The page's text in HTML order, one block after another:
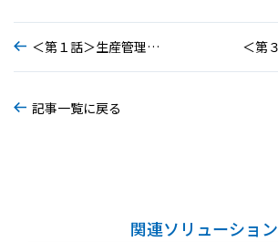
＜第１話＞生産管理システムの課題
記事一覧に戻る
関連ソリューション